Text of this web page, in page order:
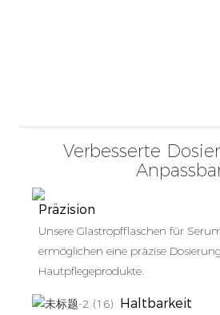
Verbesserte
Präzision
Unsere Glastropfflaschen für
ermöglichen eine präzise
Hautpflegeprodukte.
Haltbarkeit